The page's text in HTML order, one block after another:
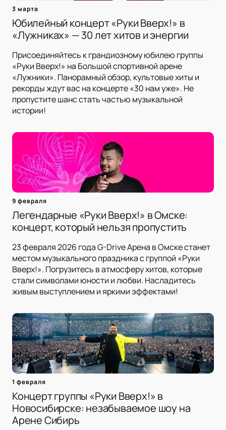
3 марта
Юбилейный концерт «Руки Вверх!» в
«Лужниках» — 30 лет хитов и энергии
Присоединяйтесь к грандиозному юбилею группы
«Руки Вверх!» на Большой спортивной арене
«Лужники». Панорамный обзор, культовые хиты и
рекорды ждут вас на концерте «30 нам уже». Не
пропустите шанс стать частью музыкальной
истории!
9 февраля
Легендарные «Руки Вверх!» в Омске:
концерт, который нельзя пропустить
23 февраля 2026 года G-Drive Арена в Омске станет
местом музыкального праздника с группой «Руки
Вверх!». Погрузитесь в атмосферу хитов, которые
стали символами юности и любви. Насладитесь
живым выступлением и яркими эффектами!
1 февраля
Концерт группы «Руки Вверх!» в
Новосибирске: незабываемое шоу на
Арене Сибирь